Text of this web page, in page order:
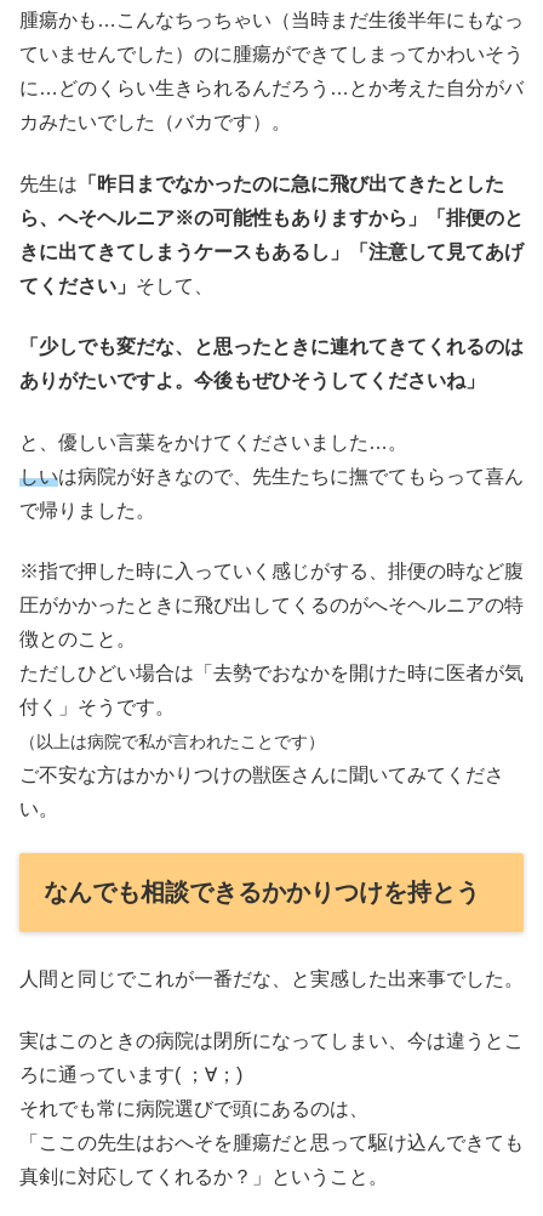
腫瘍かも…こんなちっちゃい（当時まだ生後半年にもなっ
ていませんでした）のに腫瘍ができてしまってかわいそう
に…どのくらい生きられるんだろう…とか考えた自分がバ
カみたいでした（バカです）。
先生は 「昨日までなかったのに急に飛び出てきたとした
ら、へそヘルニア※の可能性もありますから」「排便のと
きに出てきてしまうケースもあるし」「注意して見てあげ
てください」 そして、
「少しでも変だな、と思ったときに連れてきてくれるのは
ありがたいですよ。今後もぜひそうしてくださいね」
と、優しい言葉をかけてくださいました…。
しいは病院が好きなので、先生たちに撫でてもらって喜ん
で帰りました。
※指で押した時に入っていく感じがする、排便の時など腹
圧がかかったときに飛び出してくるのがへそヘルニアの特
徴とのこと。
ただしひどい場合は「去勢でおなかを開けた時に医者が気
付く」そうです。
（以上は病院で私が言われたことです）
ご不安な方はかかりつけの獣医さんに聞いてみてくださ
い。
なんでも相談できるかかりつけを持とう
人間と同じでこれが一番だな、と実感した出来事でした。
実はこのときの病院は閉所になってしまい、今は違うとこ
ろに通っています( ；∀；)
それでも常に病院選びで頭にあるのは、
「ここの先生はおへそを腫瘍だと思って駆け込んできても
真剣に対応してくれるか？」ということ。